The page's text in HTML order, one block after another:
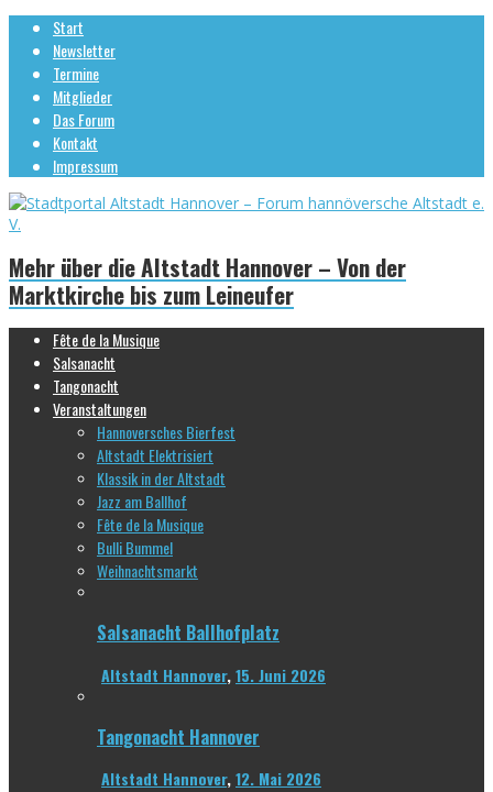
Start
Newsletter
Termine
Mitglieder
Das Forum
Kontakt
Impressum
Mehr über die Altstadt Hannover – Von der
Marktkirche bis zum Leineufer
Fête de la Musique
Salsanacht
Tangonacht
Veranstaltungen
Hannoversches Bierfest
Altstadt Elektrisiert
Klassik in der Altstadt
Jazz am Ballhof
Fête de la Musique
Bulli Bummel
Weihnachtsmarkt
Salsanacht Ballhofplatz
Altstadt Hannover,15. Juni 2026
Tangonacht Hannover
Altstadt Hannover,12. Mai 2026